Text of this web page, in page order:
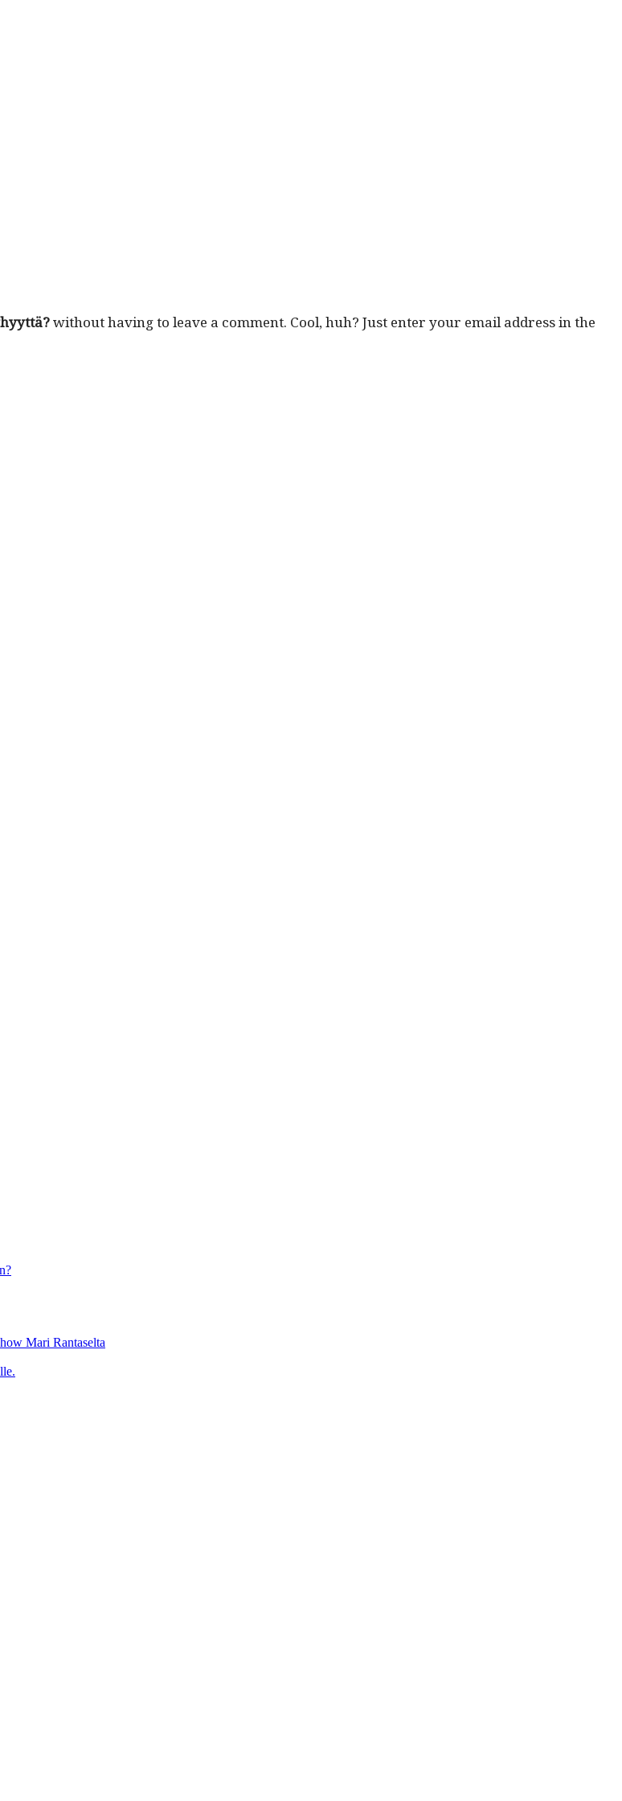
with­out hav­ing to leave a com­ment. Cool, huh? Just enter your email address in the
Mari Rantaselta